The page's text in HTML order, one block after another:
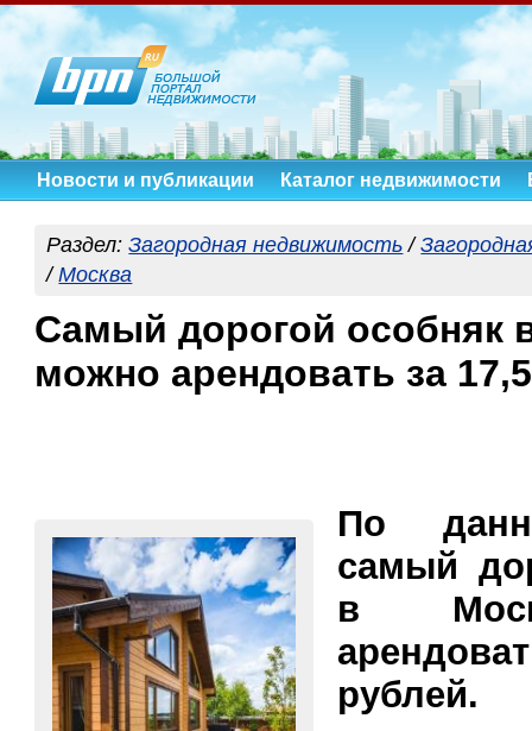
Новости и публикации Каталог недвижимости
Раздел:Загородная недвижимость /
/Москва
Самый дорогой особняк
можно арендовать за
По
самый
в
рублей.